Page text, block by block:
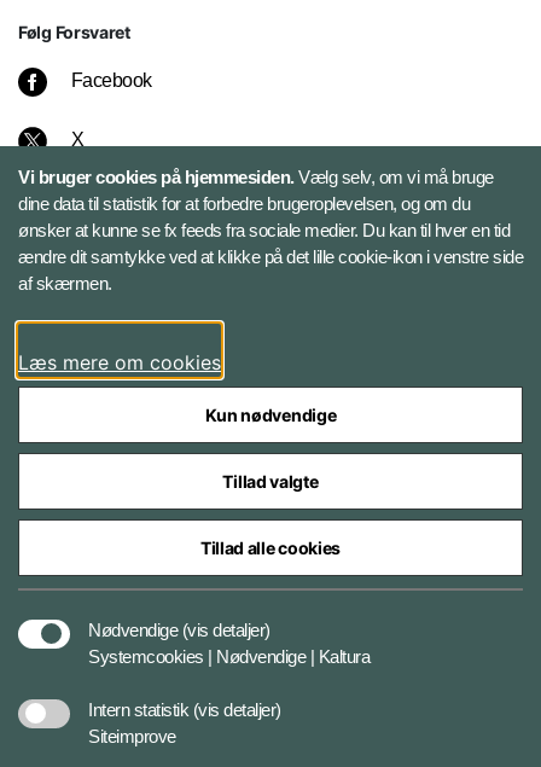
Følg Forsvaret
Facebook
X
Instagram
Bluesky
LinkedIn
Styrelser og myndigheder under Forsvarsministeriet
Vi bruger cookies på hjemmesiden.Vælg selv, om vi må bruge
dine data til statistik for at forbedre brugeroplevelsen, og om du
ønsker at kunne se fx feeds fra sociale medier. Du kan til hver en tid
ændre dit samtykke ved at klikke på det lille cookie-ikon i venstre side
af skærmen.
Læs mere om cookies
Kun nødvendige
Tillad valgte
Tillad alle cookies
Nødvendige (vis detaljer)
Systemcookies | Nødvendige | Kaltura
Intern statistik (vis detaljer)
Siteimprove